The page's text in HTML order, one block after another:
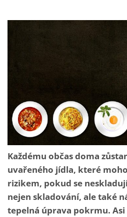
Každému občas doma
uvařeného jídla, které
rizikem, pokud se
nejen skladování, ale také
tepelná úprava pokrmu. Asi